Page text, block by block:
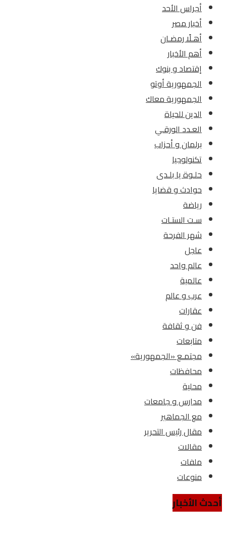
أجراس الأحد
أخبار مصر
أهـلًا رمضـان
أهم الأخبار
إقتصاد و بنوك
الجمهورية أوتو
الجمهورية معاك
الدين للحياة
العـدد الورقـي
برلمان و أحزاب
تكنولوجيا
حلـوة يا بلـدى
حوادث و قضايا
رياضة
سـت الستـات
شهر الفرحة
عاجل
عالم واحد
عالمية
عرب و عالم
عقارات
فن و ثقافة
متابعات
مجتمـع «الجمهورية»
محافظات
محلية
مدارس و جامعات
مع الجماهير
مقال رئيس التحرير
مقالات
ملفات
منوعات
أحدث الأخبار